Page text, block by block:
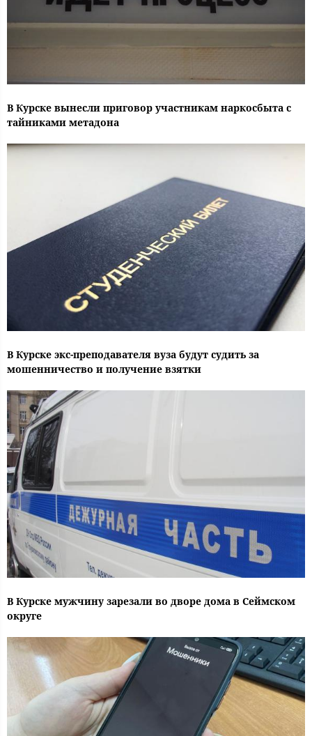
В Курске вынесли приговор участникам наркосбыта с
тайниками метадона
В Курске экс-преподавателя вуза будут судить за
мошенничество и получение взятки
В Курске мужчину зарезали во дворе дома в Сеймском
округе